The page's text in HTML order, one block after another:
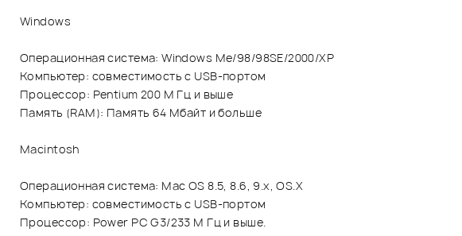
Windows
Операционная система: Windows Me/98/98SE/2000/XP
Компьютер: совместимость с USB-портом
Процессор: Pentium 200 М Гц и выше
Память (RAM): Память 64 Мбайт и больше
Macintosh
Операционная система: Mac OS 8.5, 8.6, 9.x, OS.X
Компьютер: совместимость с USB-портом
Процессор: Power PC G3/233 М Гц и выше.